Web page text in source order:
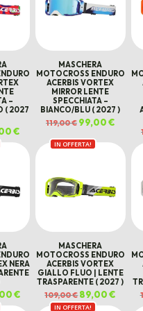
–
( 2027
€Il
prezzo
attuale
è:
99,00 €.
MASCHERA
MOTOCROSS ENDURO
ACERBIS VORTEX
MIRROR LENTE
SPECCHIATA –
BIANCO/BLU ( 2027 )
119,00€ Il
prezzo
era:
119,00 €.
99,00€Il
prezzo
è:
99,00 €.
NERA
€
prezzo
attuale
IN OFFERTA!
MASCHERA
MOTOCROSS ENDURO
ACERBIS VORTEX
GIALLO FLUO | LENTE
TRASPARENTE ( 2027 )
109,00€Il
prezzo
originale
89,00€
prezzo
IN OFFERTA!